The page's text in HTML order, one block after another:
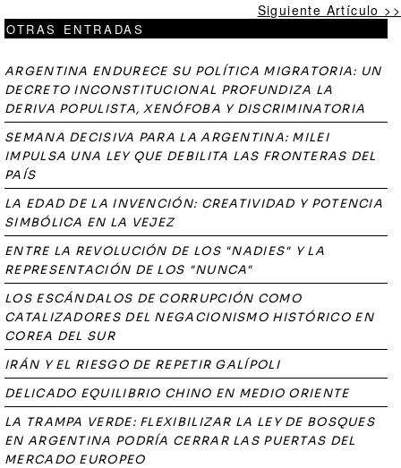
Siguiente Artículo >>
OTRAS ENTRADAS
ARGENTINA ENDURECE SU POLÍTICA MIGRATORIA: UN
DECRETO INCONSTITUCIONAL PROFUNDIZA LA
DERIVA POPULISTA, XENÓFOBA Y DISCRIMINATORIA
SEMANA DECISIVA PARA LA ARGENTINA: MILEI
IMPULSA UNA LEY QUE DEBILITA LAS FRONTERAS DEL
PAÍS
LA EDAD DE LA INVENCIÓN: CREATIVIDAD Y POTENCIA
SIMBÓLICA EN LA VEJEZ
ENTRE LA REVOLUCIÓN DE LOS "NADIES" Y LA
REPRESENTACIÓN DE LOS "NUNCA"
LOS ESCÁNDALOS DE CORRUPCIÓN COMO
CATALIZADORES DEL NEGACIONISMO HISTÓRICO EN
COREA DEL SUR
IRÁN Y EL RIESGO DE REPETIR GALÍPOLI
DELICADO EQUILIBRIO CHINO EN MEDIO ORIENTE
LA TRAMPA VERDE: FLEXIBILIZAR LA LEY DE BOSQUES
EN ARGENTINA PODRÍA CERRAR LAS PUERTAS DEL
MERCADO EUROPEO